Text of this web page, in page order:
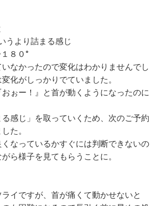
うより詰まる感じ
８０°
なかったので変化はわかりませんでし
化がしっかりでていました。
ぉー！』と首が動くようになったのに
感じ」を取っていくため、次のご予約
た。
なっているかすぐには判断できないの
ら様子を見てもらうことに。
イですが、首が痛くて動かせないと